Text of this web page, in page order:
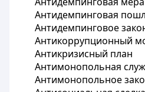
Антидемпинговая
Антидемпинговое
Антикоррупционный
Антикризисный план
Антимонопольная
Антимонопольное